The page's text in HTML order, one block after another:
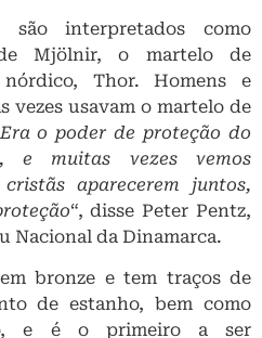
são interpretados como
Mjölnir, o martelo de
Thor. Homens e
vezes usavam o martelo de
Era o poder de proteção do
e muitas vezes vemos
aparecerem juntos,
“, disse Peter Pentz,
Nacional da Dinamarca.
bronze e tem traços de
de estanho, bem como
e é o primeiro a ser